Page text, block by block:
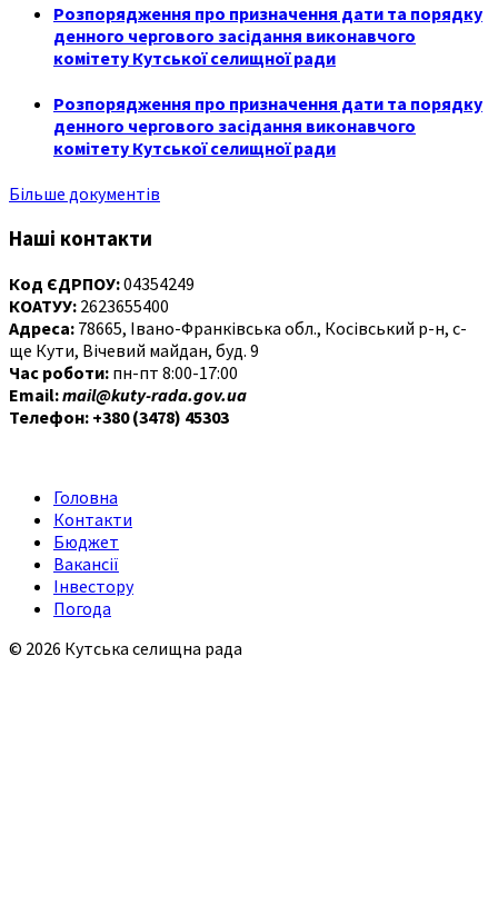
Розпорядження про призначення дати та порядку
денного чергового засідання виконавчого
комітету Кутської селищної ради
Розпорядження про призначення дати та порядку
денного чергового засідання виконавчого
комітету Кутської селищної ради
Більше документів
Наші контакти
Код ЄДРПОУ:04354249
КОАТУУ: 2623655400
Адреса: 78665, Івано-Франківська обл., Косівський р-н, с-
ще Кути, Вічевий майдан, буд. 9
Час роботи: пн-пт 8:00-17:00
Email:mail@kuty-rada.gov.ua
Телефон: +380 (3478) 45303
Головна
Контакти
Бюджет
Вакансії
Інвестору
Погода
© 2026 Кутська селищна рада